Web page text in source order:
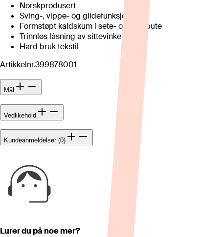
Norskprodusert
Sving-, vippe- og glidefunksjon
Formstøpt kaldskum i sete- og ryggpute
Trinnløs låsning av sittevinkel
Hard bruk tekstil
Artikkelnr.399878001
Mål
Vedlikehold
Kundeanmeldelser (0)
Lurer du på noe mer?